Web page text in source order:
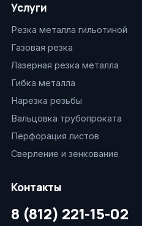
Услуги
Резка металла гильотиной
Газовая резка
Лазерная резка металла
Гибка металла
Нарезка резьбы
Вальцовка трубопроката
Перфорация листов
Сверление и зенкование
Контакты
8 (812) 221-15-02